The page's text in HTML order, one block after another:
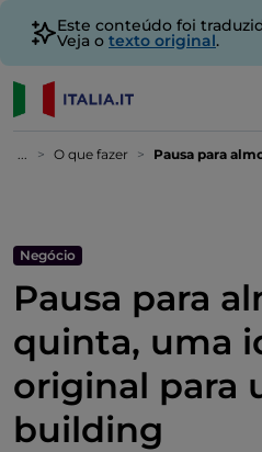
Este conteúdo foi
Veja o texto original.
... O que fazer Pausa para almoço na
Negócio
Pausa para
quinta, uma
original para
building